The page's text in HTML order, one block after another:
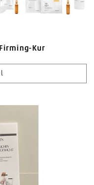
Kur